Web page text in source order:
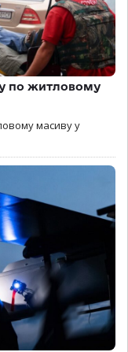
по житловому
масиву у